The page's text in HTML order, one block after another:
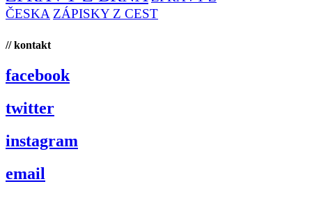
ČESKA ZÁPISKY Z CEST
// kontakt
facebook
twitter
instagram
email